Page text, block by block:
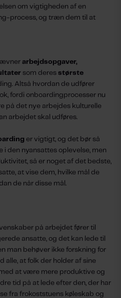
om vigtigheden af en
process, og træn dem til at
arbejdsopgaver,
som deres største
Altså hvordan de udfører
fordi onboardingprocesser nu
på det nye arbejdes kulturelle
arbejdet skal udføres.
er vigtigt, og det bør så
i den nyansattes oplevelse, men
så er noget af det bedste,
at vise dem, hvilke mål de
de når disse mål.
på arbejdet fører til
ansatte, og det kan lede til
man behøver ikke forskning for
alle, at folk der holder af sine
at være mere produktive og
tid på at lede efter den, der har
fra frokoststuens køleskab og